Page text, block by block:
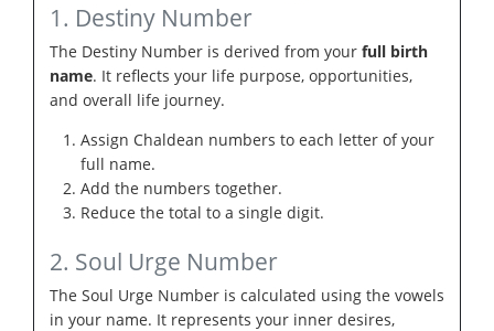
1. Destiny Number
The Destiny Number is derived from your full birth
name. It reflects your life purpose, opportunities,
and overall life journey.
Assign Chaldean numbers to each letter of your
full name.
Add the numbers together.
Reduce the total to a single digit.
2. Soul Urge Number
The Soul Urge Number is calculated using the vowels
in your name. It represents your inner desires,